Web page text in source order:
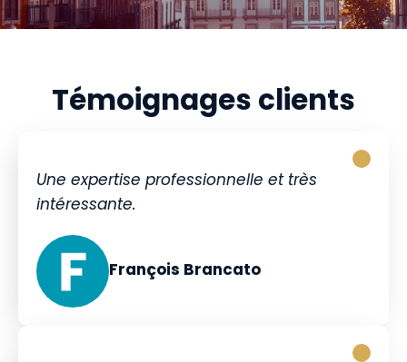
Témoignages clients
Une expertise professionnelle et très
intéressante.
François Brancato